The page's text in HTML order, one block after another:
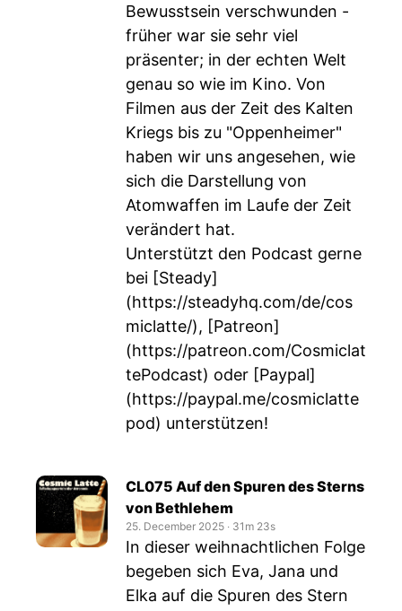
Bewusstsein verschwunden -
früher war sie sehr viel
präsenter; in der echten Welt
genau so wie im Kino. Von
Filmen aus der Zeit des Kalten
Kriegs bis zu "Oppenheimer"
haben wir uns angesehen, wie
sich die Darstellung von
Atomwaffen im Laufe der Zeit
verändert hat.
Unterstützt den Podcast gerne
bei [Steady]
(https://steadyhq.com/de/cos
miclatte/), [Patreon]
(https://patreon.com/Cosmiclat
tePodcast) oder [Paypal]
(https://paypal.me/cosmiclatte
pod) unterstützen!
CL075 Auf den Spuren des Sterns
von Bethlehem
25. December 2025 ‧ 31m 23s
In dieser weihnachtlichen Folge
begeben sich Eva, Jana und
Elka auf die Spuren des Stern